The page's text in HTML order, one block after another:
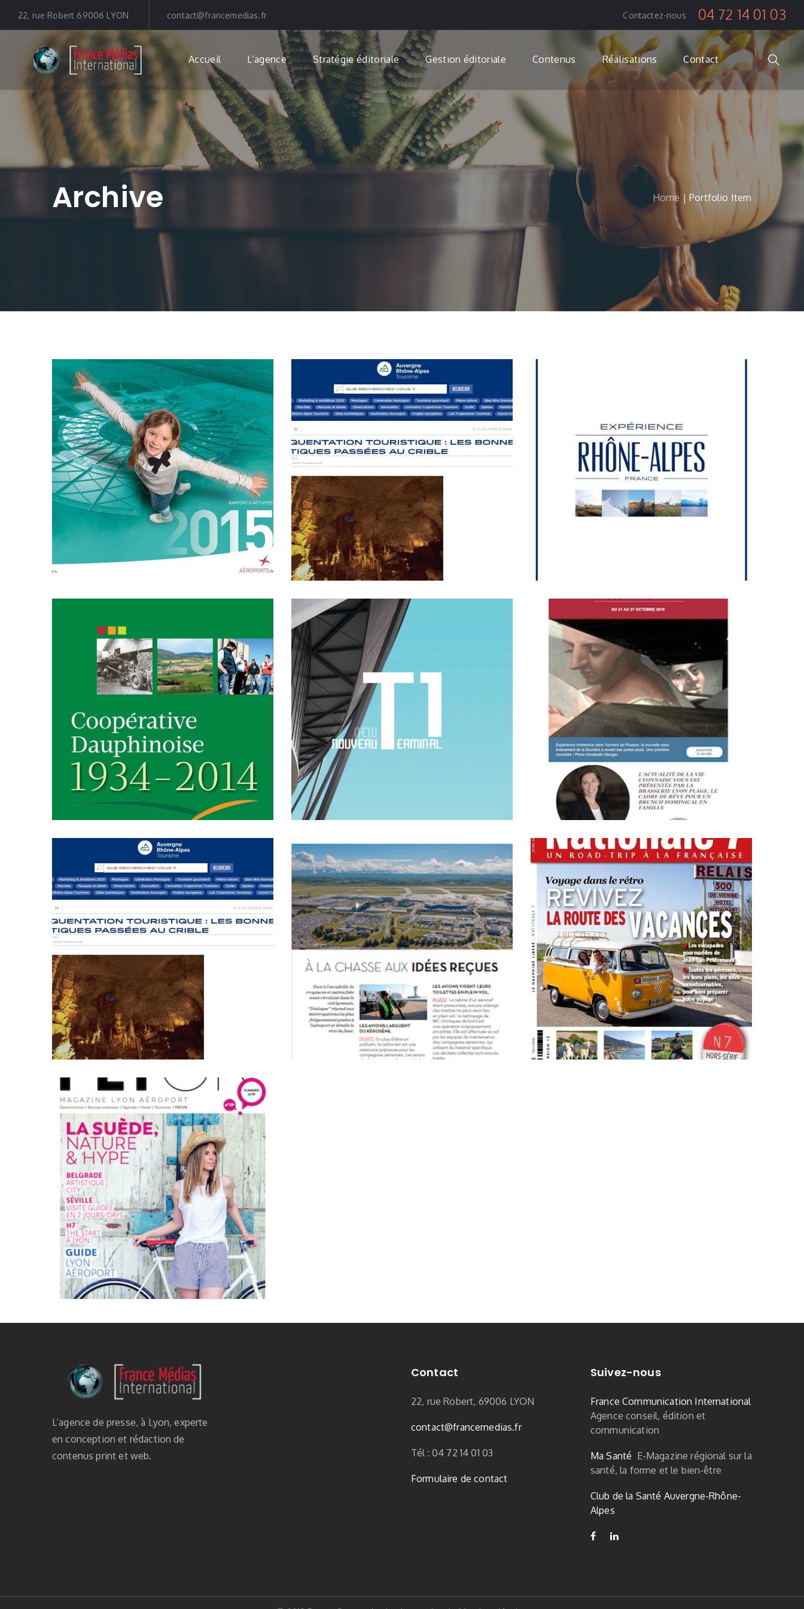
22, rue Robert 69006 LYON contact@francemedias.fr Contactez-nous 04 72 14 01 03
Accueil L’agence Stratégie éditoriale Gestion éditoriale Contenus Réalisations Contact
Archive Home |Portfolio Item
L’agence de presse, à Lyon, experte
en conception et rédaction de
contenus print et web.
Contact
22, rue Robert, 69006 LYON
contact@francemedias.fr
Tél : 04 72 14 01 03
Formulaire de contact
Suivez-nous
France Communication International
Agence conseil, édition et
communication
Ma Santé E-Magazine régional sur la
santé, la forme et le bien-être
Club de la Santé Auvergne-Rhône-
Alpes